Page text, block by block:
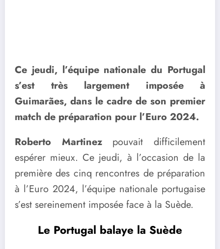
Ce jeudi, l’équipe nationale du Portugal
s’est très largement imposée à
Guimarães, dans le cadre de son premier
match de préparation pour l’Euro 2024.
Roberto Martinezpouvait difficilement
espérer mieux. Ce jeudi, à l’occasion de la
première des cinq rencontres de préparation
à l’Euro 2024, l’équipe nationale portugaise
s’est sereinement imposée face à la Suède.
Le Portugal balaye la Suède